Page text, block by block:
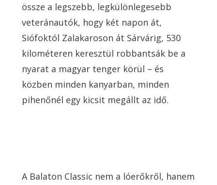
össze a legszebb, legkülönlegesebb
veteránautók, hogy két napon át,
Siófoktól Zalakaroson át Sárvárig, 530
kilométeren keresztül robbantsák be a
nyarat a magyar tenger körül – és
közben minden kanyarban, minden
pihenőnél egy kicsit megállt az idő.
A Balaton Classic nem a lóerőkről, hanem